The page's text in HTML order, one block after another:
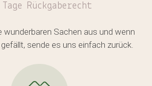
Tage Rückgaberecht
wunderbaren Sachen aus und wenn
sende es uns einfach zurück.